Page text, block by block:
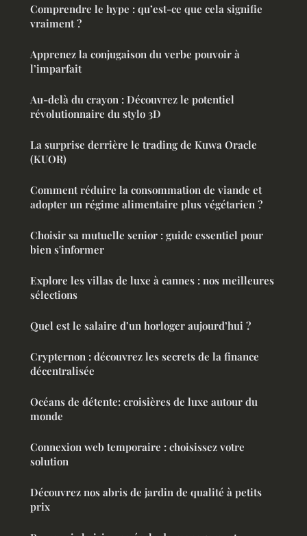
Comprendre le hype : qu’est-ce que cela signifie
vraiment ?
Apprenez la conjugaison du verbe pouvoir à
l’imparfait
Au-delà du crayon : Découvrez le potentiel
révolutionnaire du stylo 3D
La surprise derrière le trading de Kuwa Oracle
(KUOR)
Comment réduire la consommation de viande et
adopter un régime alimentaire plus végétarien ?
Choisir sa mutuelle senior : guide essentiel pour
bien s'informer
Explore les villas de luxe à cannes : nos meilleures
sélections
Quel est le salaire d’un horloger aujourd’hui ?
Crypternon : découvrez les secrets de la finance
décentralisée
Océans de détente: croisières de luxe autour du
monde
Connexion web temporaire : choisissez votre
solution
Découvrez nos abris de jardin de qualité à petits
prix